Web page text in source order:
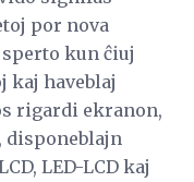
por nova
kun ĉiuj
kaj haveblaj
rigardi ekranon,
disponeblajn
LED-LCD kaj